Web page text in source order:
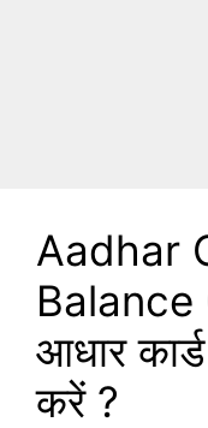
Aadhar
Balance
आधार
करें ?